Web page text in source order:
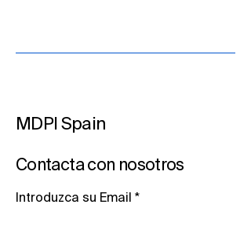
MDPI Spain
Contacta con nosotros
Introduzca su Email